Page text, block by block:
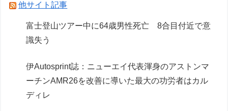
他サイト記事
富士登山ツアー中に64歳男性死亡 8合目付近で意
識失う
伊Autosprint誌：ニューエイ代表渾身のアストンマ
ーチンAMR26を改善に導いた最大の功労者はカル
ディレ